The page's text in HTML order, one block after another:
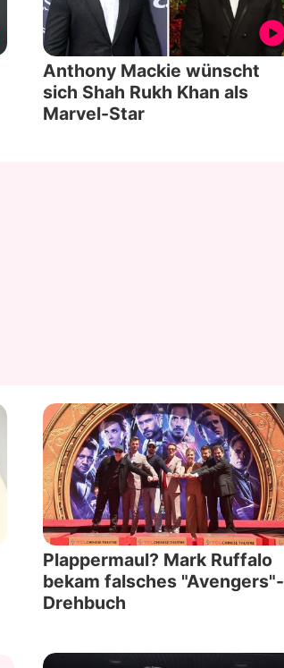
Anthony Mackie wünscht
sich Shah Rukh Khan als
Marvel-Star
Plappermaul? Mark Ruffalo
bekam falsches "Avengers"-
Drehbuch